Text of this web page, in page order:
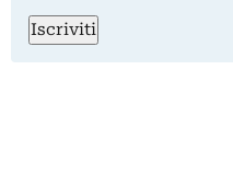
Iscriviti